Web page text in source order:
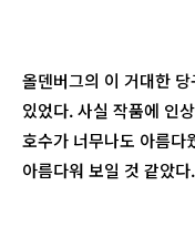
올덴버그의 이 거대한
있었다. 사실 작품에 인
호수가 너무나도 아름다
아름다워 보일 것 같았다.